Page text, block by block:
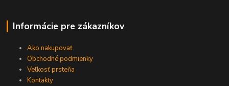
Informácie pre zákazníkov
Ako nakupovať
Obchodné podmienky
Veľkosť prsteňa
Kontakty